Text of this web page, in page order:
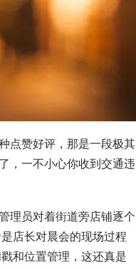
点赞好评，那是一段极其
，一不小心你收到交通违
理员对着街道旁店铺逐个
店长对晨会的现场过程
和位置管理，这还真是